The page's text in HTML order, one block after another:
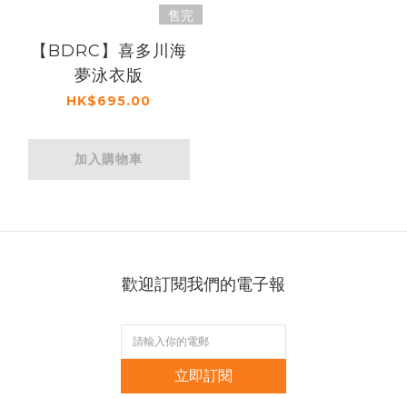
售完
【BDRC】喜多川海
夢泳衣版
HK$695.00
加入購物車
歡迎訂閱我們的電子報
立即訂閱